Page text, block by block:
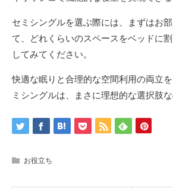
セミシングルを選ぶ際には、まずはお
て、どれくらいのスペースをベッドに
してみてください。
快適な眠りと合理的な空間利用の両立
ミシングルは、まさに理想的な選択肢な
お役立ち